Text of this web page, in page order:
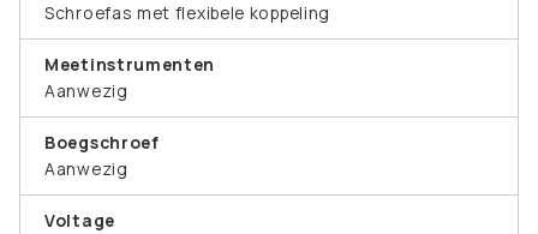
Schroefas met flexibele koppeling
Meetinstrumenten
Aanwezig
Boegschroef
Aanwezig
Voltage